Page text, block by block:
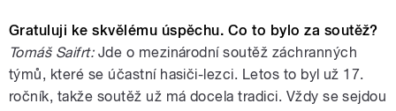
Gratuluji ke skvělému úspěchu. Co to bylo za soutěž?
Tomáš Saifrt:Jde o mezinárodní soutěž záchranných
týmů, které se účastní hasiči-lezci. Letos to byl už 17.
ročník, takže soutěž už má docela tradici. Vždy se sejdou